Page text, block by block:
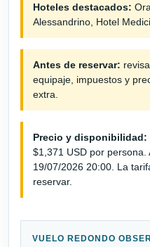
Hoteles destacados:
Alessandrino, Hotel Medici.
Antes de reservar:
equipaje, impuestos y
extra.
Precio y disponibilidad:
$1,371 USD por persona.
19/07/2026 20:00. La
reservar.
VUELO REDONDO